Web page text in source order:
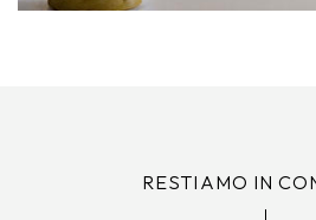
RESTIAMO IN